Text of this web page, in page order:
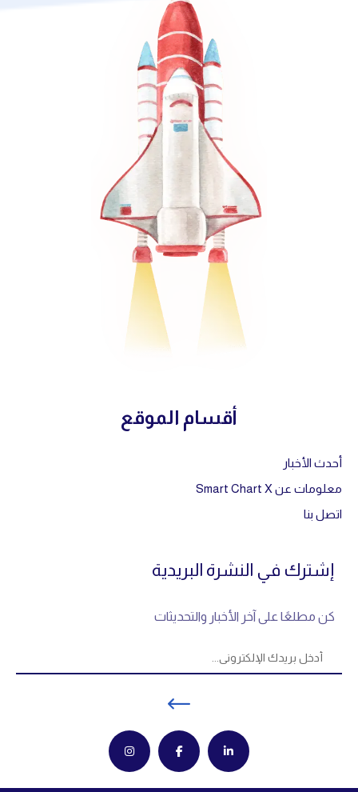
أقسام الموقع
أحدث الأخبار
معلومات عن Smart Chart X
اتصل بنا
إشترك في النشرة البريدية
كن مطلعًا على آخر الأخبار والتحديثات